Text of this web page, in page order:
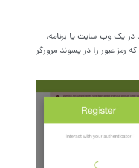
در یک وب سایت یا برنامه،
رمز عبور را در پسوند مرورگر